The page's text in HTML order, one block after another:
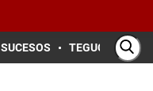
SUCESOS TEGUCIGALPA